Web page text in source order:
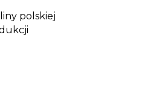
polskiej